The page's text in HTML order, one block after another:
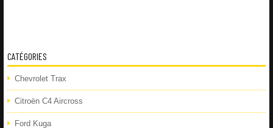
CATÉGORIES
Chevrolet Trax
Citroën C4 Aircross
Ford Kuga